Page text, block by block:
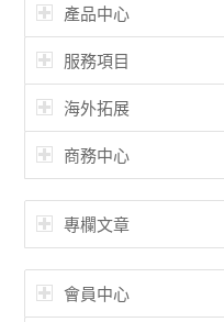
產品中心
服務項目
海外拓展
商務中心
專欄文章
會員中心